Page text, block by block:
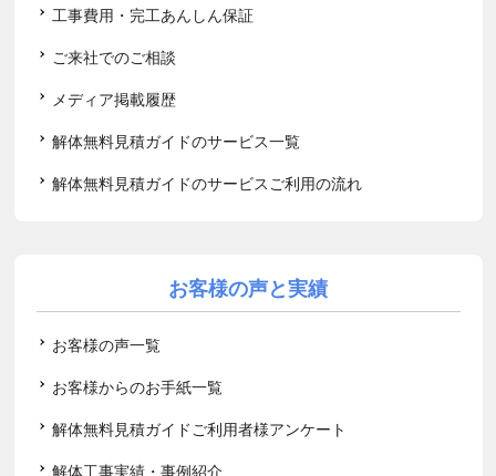
工事費用・完工あんしん保証
ご来社でのご相談
メディア掲載履歴
解体無料見積ガイドのサービス一覧
解体無料見積ガイドのサービスご利用の流れ
お客様の声と実績
お客様の声一覧
お客様からのお手紙一覧
解体無料見積ガイドご利用者様アンケート
解体工事実績・事例紹介